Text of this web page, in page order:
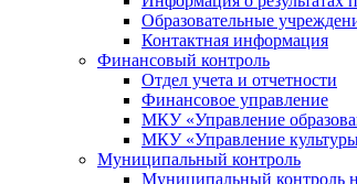
Образовательные
Контактная информация
Финансовый контроль
Отдел учета и отчетности
Финансовое управление
МКУ «Управление
МКУ «Управление
Муниципальный контроль
Муниципальный контроль